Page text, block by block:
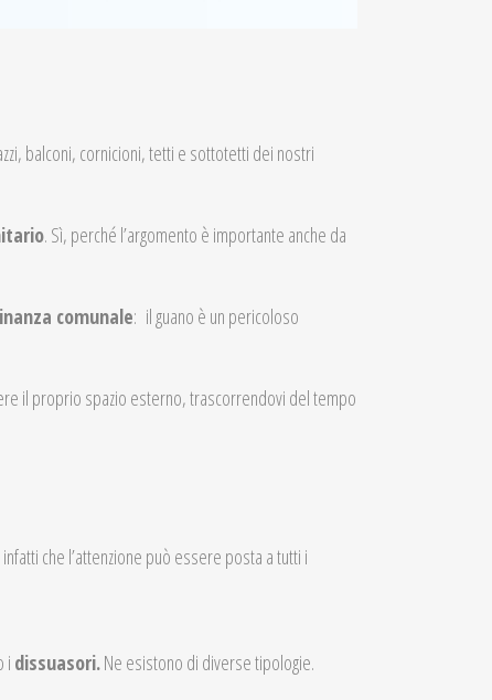
balconi, cornicioni, tetti e sottotetti dei nostri
. Sì, perché l’argomento è importante anche da
comunale: il guano è un pericoloso
il proprio spazio esterno, trascorrendovi del tempo
infatti che l’attenzione può essere posta a tutti i
i dissuasori.Ne esistono di diverse tipologie.